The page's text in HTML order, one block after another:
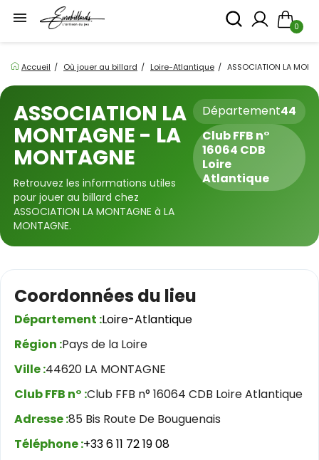

0
Accueil Où jouer au billard Loire-Atlantique ASSOCIATION LA
ASSOCIATION LA
MONTAGNE - LA
MONTAGNE
Retrouvez les informations utiles
pour jouer au billard chez
ASSOCIATION LA MONTAGNE à LA
MONTAGNE.
Département44
Club FFB n°
16064 CDB
Loire
Atlantique
Coordonnées du lieu
Département :Loire-Atlantique
Région :Pays de la Loire
Ville :44620 LA MONTAGNE
Club FFB n° :Club FFB n° 16064 CDB Loire Atlantique
Adresse :85 Bis Route De Bouguenais
Téléphone :+33 6 11 72 19 08